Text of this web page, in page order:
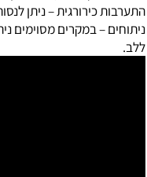
טרשת עורקים
ניתן לנסות להקל על
הדם , זאת ניתן לקבל